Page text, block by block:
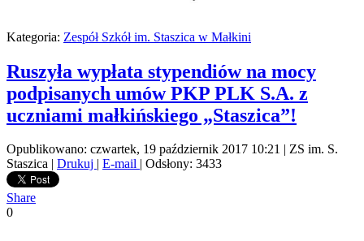
Kategoria: Zespół Szkół im. Staszica w Małkini
Ruszyła wypłata stypendiów na mocy
podpisanych umów PKP PLK S.A. z
uczniami małkińskiego „Staszica”!
Opublikowano: czwartek, 19 październik 2017 10:21 | ZS im. S.
Staszica | Drukuj | E-mail | Odsłony: 3433
Share
0